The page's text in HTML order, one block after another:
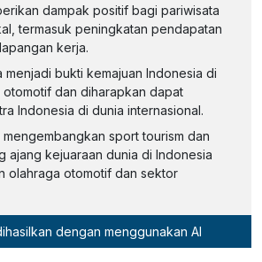
dampak positif bagi pariwisata
termasuk peningkatan pendapatan
kerja.
menjadi bukti kemajuan Indonesia di
dan diharapkan dapat
Indonesia di dunia internasional.
mengembangkan sport tourism dan
ajang kejuaraan dunia di Indonesia
olahraga otomotif dan sektor
dengan menggunakan AI